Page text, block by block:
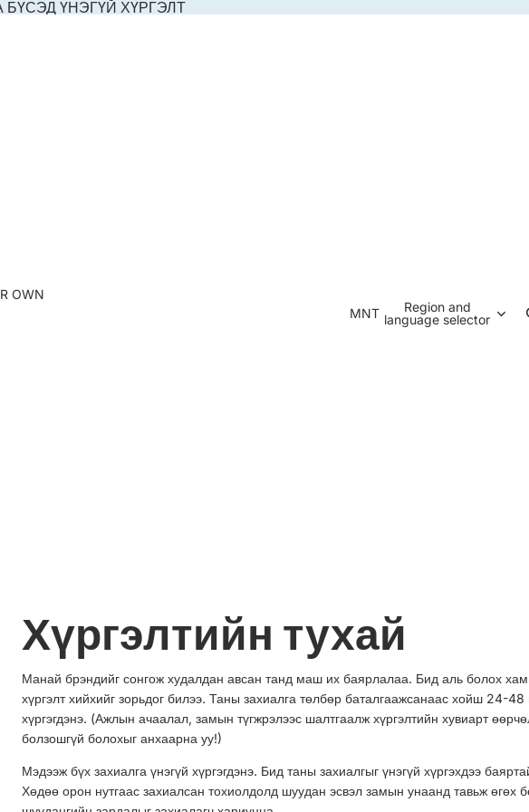
ҮНЭГҮЙ ХҮРГЭЛТ
OWN
MNT
Region and
language selector
Хүргэлтийн тухай
Манай брэндийг сонгож худалдан авсан танд маш их баярлалаа. Бид аль болох
хүргэлт хийхийг зорьдог билээ. Таны захиалга төлбөр баталгаажсанаас хойш 24-
хүргэгдэнэ. (Ажлын ачаалал, замын түгжрэлээс шалтгаалж хүргэлтийн хувиарт
болзошгүй болохыг анхаарна уу!)
Мэдээж бүх захиалга үнэгүй хүргэгдэнэ. Бид таны захиалгыг үнэгүй хүргэхдээ
Хөдөө орон нутгаас захиалсан тохиолдолд шуудан эсвэл замын унаанд тавьж өгөх